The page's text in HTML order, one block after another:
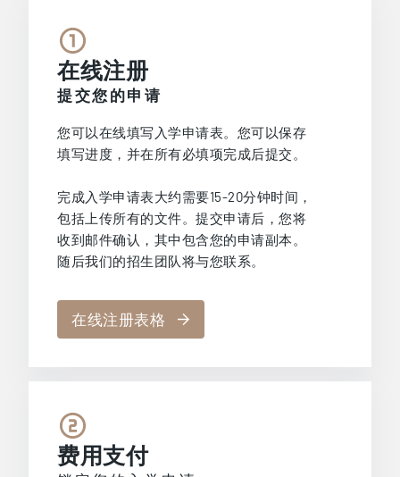
在线注册
提交您的申请
您可以在线填写入学申请表。您可以保存
填写进度，并在所有必填项完成后提交。
完成入学申请表大约需要15-20分钟时间，
包括上传所有的文件。提交申请后，您将
收到邮件确认，其中包含您的申请副本。
随后我们的招生团队将与您联系。
在线注册表格
费用支付